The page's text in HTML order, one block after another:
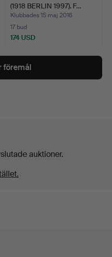
(1918 BERLIN 1997). F…
Klubbades 15 maj 2016
17 bud
174 USD
föremål
auktioner.